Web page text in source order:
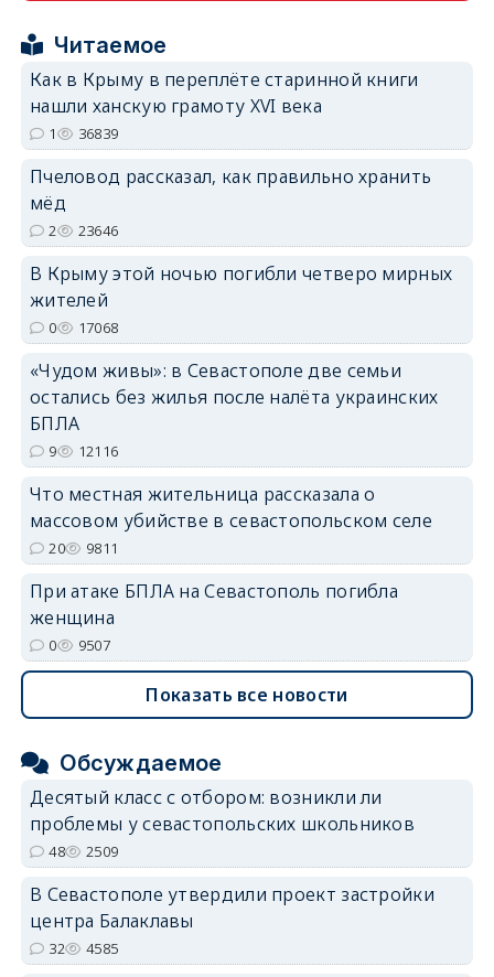
erid: 2SDnjdPjgYS
Читаемое
Как в Крыму в переплёте старинной книги
нашли ханскую грамоту XVI века
1 36839
Пчеловод рассказал, как правильно хранить
мёд
2 23646
В Крыму этой ночью погибли четверо мирных
жителей
0 17068
«Чудом живы»: в Севастополе две семьи
остались без жилья после налёта украинских
БПЛА
9 12116
Что местная жительница рассказала о
массовом убийстве в севастопольском селе
20 9811
При атаке БПЛА на Севастополь погибла
женщина
0 9507
Показать все новости
Обсуждаемое
Десятый класс с отбором: возникли ли
проблемы у севастопольских школьников
48 2509
В Севастополе утвердили проект застройки
центра Балаклавы
32 4585